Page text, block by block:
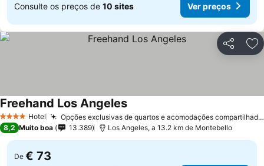
Consulte os preços de 10 sites Ver preços
Partilhar
4 EstrelasHotel Opções exclusivas de quartos e acomodações compartilhadas
Freehand Los Angeles
8,2 Muito boa 13.389 Los Angeles, a 13.2 km de Montebello
De € 73